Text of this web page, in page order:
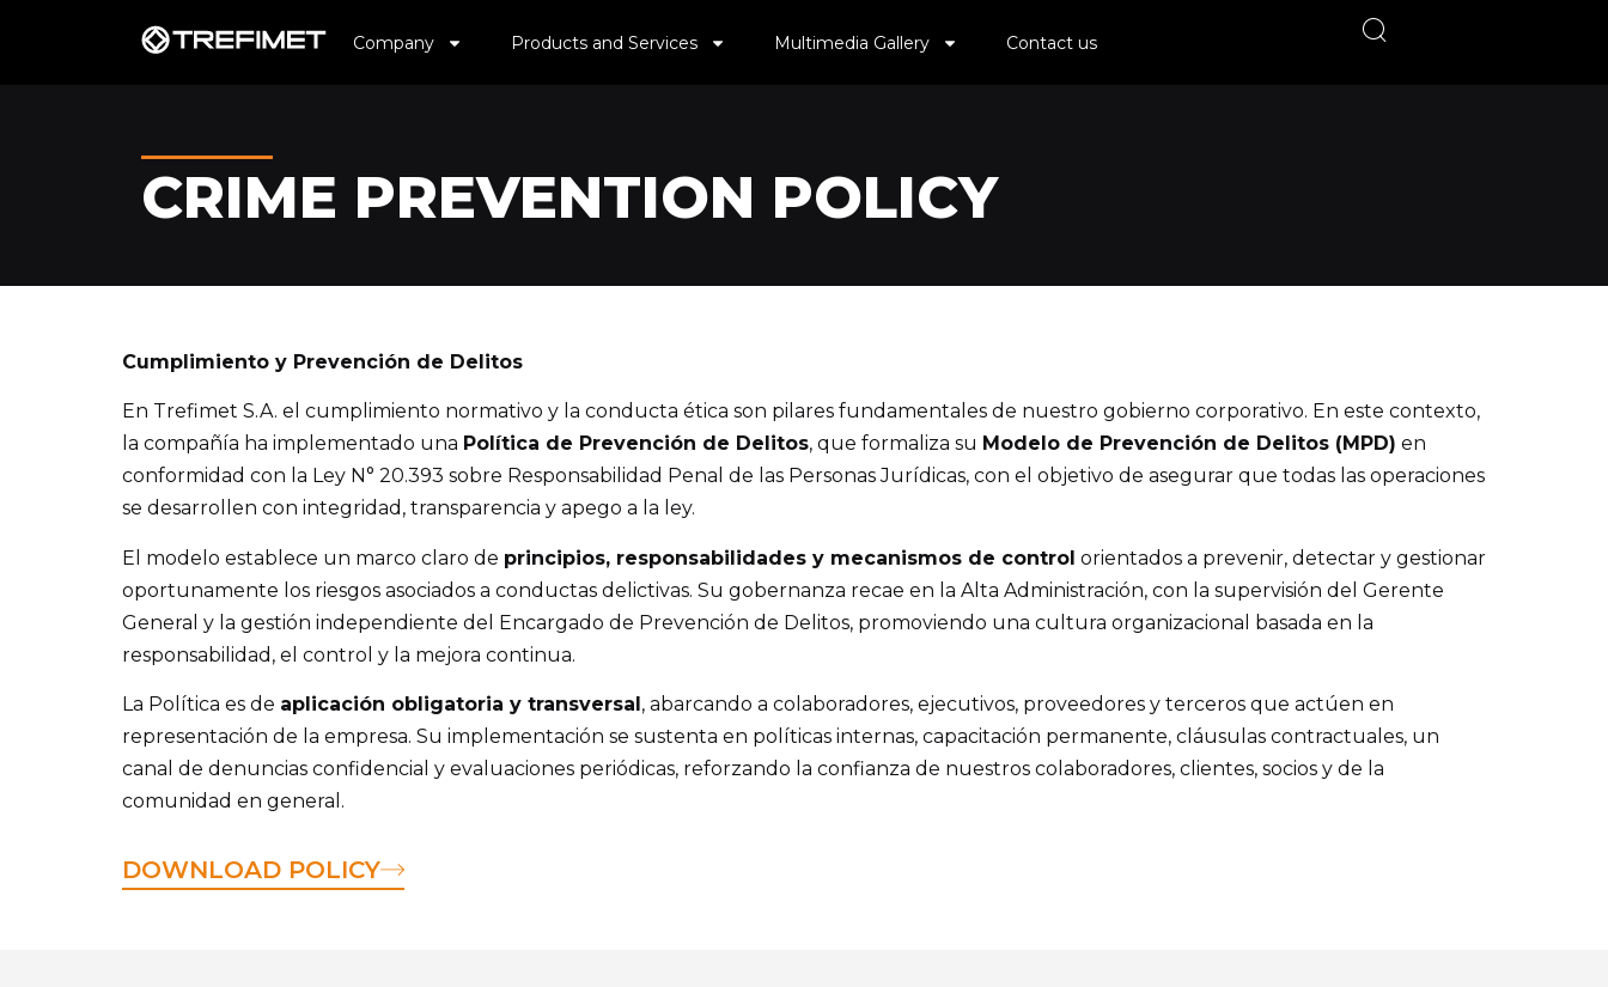
Company Products and Services Multimedia Gallery Contact us
CRIME PREVENTION POLICY
Cumplimiento y Prevención de Delitos
En Trefimet S.A. el cumplimiento normativo y la conducta ética son pilares fundamentales de nuestro gobierno corporativo. En este contexto,
la compañía ha implementado una Política de Prevención de Delitos, que formaliza su Modelo de Prevención de Delitos (MPD) en
conformidad con la Ley N° 20.393 sobre Responsabilidad Penal de las Personas Jurídicas, con el objetivo de asegurar que todas las operaciones
se desarrollen con integridad, transparencia y apego a la ley.
El modelo establece un marco claro de principios, responsabilidades y mecanismos de control orientados a prevenir, detectar y gestionar
oportunamente los riesgos asociados a conductas delictivas. Su gobernanza recae en la Alta Administración, con la supervisión del Gerente
General y la gestión independiente del Encargado de Prevención de Delitos, promoviendo una cultura organizacional basada en la
responsabilidad, el control y la mejora continua.
La Política es de aplicación obligatoria y transversal, abarcando a colaboradores, ejecutivos, proveedores y terceros que actúen en
representación de la empresa. Su implementación se sustenta en políticas internas, capacitación permanente, cláusulas contractuales, un
canal de denuncias confidencial y evaluaciones periódicas, reforzando la confianza de nuestros colaboradores, clientes, socios y de la
comunidad en general.
DOWNLOAD POLICY